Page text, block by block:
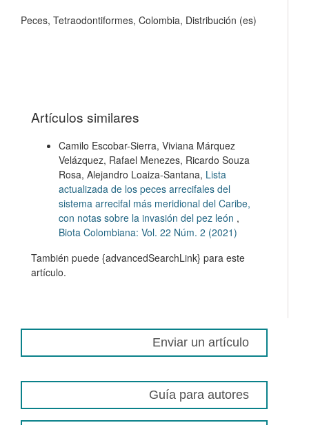
Peces, Tetraodontiformes, Colombia, Distribución (es)
Artículos similares
Camilo Escobar-Sierra, Viviana Márquez
Velázquez, Rafael Menezes, Ricardo Souza
Rosa, Alejandro Loaiza-Santana, Lista
actualizada de los peces arrecifales del
sistema arrecifal más meridional del Caribe,
con notas sobre la invasión del pez león ,
Biota Colombiana: Vol. 22 Núm. 2 (2021)
También puede {advancedSearchLink} para este
artículo.
Enviar un artículo
Guía para autores